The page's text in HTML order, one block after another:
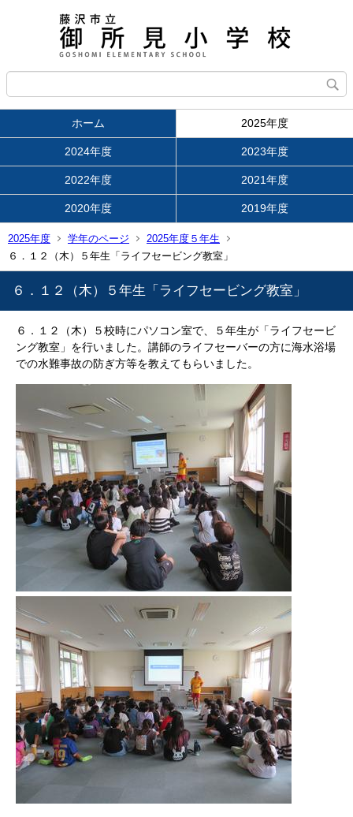
ホーム 2025年度
2024年度 2023年度
2022年度 2021年度
2020年度 2019年度
2025年度 学年のページ
2025年度５年生
６．１２（木）５年生「ライフセービング教室」
６．１２（木）５年生「ライフセービング教室」
６．１２（木）５校時にパソコン室で、５年生が「ライフセービ
ング教室」を行いました。講師のライフセーバーの方に海水浴場
での水難事故の防ぎ方等を教えてもらいました。